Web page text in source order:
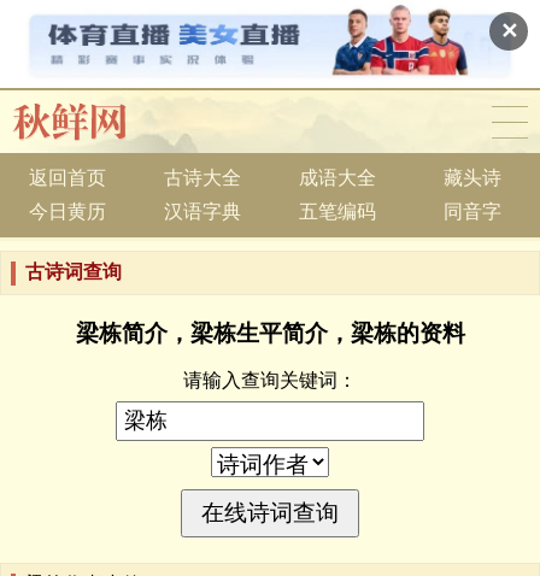
✕
返回首页 古诗大全 成语大全
藏头诗
今日黄历
汉语字典 五笔编码 同音字
古诗词查询
梁栋简介，梁栋生平简介，梁栋的资料
请输入查询关键词：